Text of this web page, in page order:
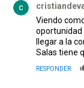
Viendo
oportunidad
llegar a la
Salas tiene
RESPONDER